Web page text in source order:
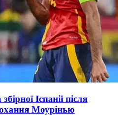
Іспанії після
Моурінью